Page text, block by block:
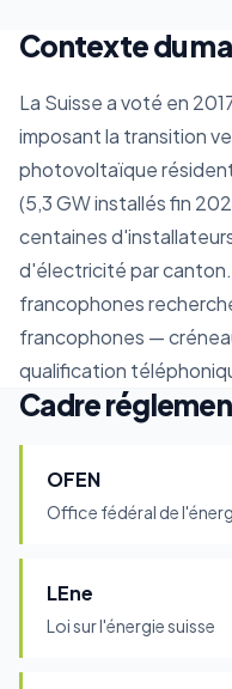
Contexte du
La Suisse a voté en
imposant la transition
photovoltaïque
(5,3 GW installés fin
centaines
d'électricité par
francophones
francophones —
qualification
Cadre
OFEN
Office fédéral de
LEne
Loi sur l'énergie suisse